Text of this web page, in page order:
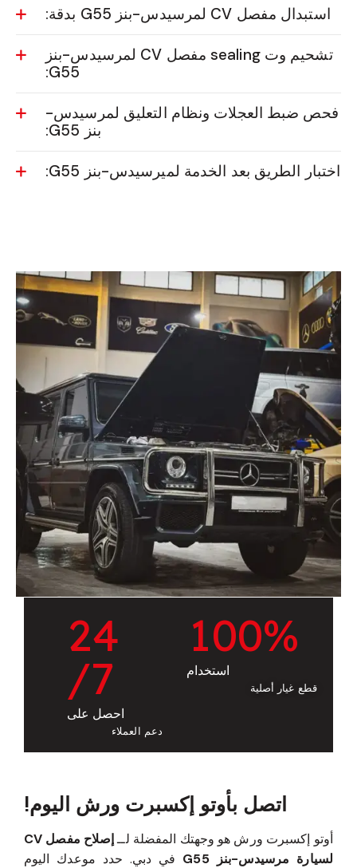
استبدال مفصل CV لمرسيدس-بنز G55 بدقة:
تشحيم وت sealing مفصل CV لمرسيدس-بنز
G55:
فحص ضبط العجلات ونظام التعليق لمرسيدس-
بنز G55:
اختبار الطريق بعد الخدمة لميرسيدس-بنز G55:
100%
استخدام
قطع غيار أصلية
24
/7
احصل على
دعم العملاء
اتصل بأوتو إكسبرت ورش اليوم!
أوتو إكسبرت ورش هو وجهتك المفضلة لــ
إصلاح مفصل CV
لسيارة مرسيدس-بنز G55
في دبي. حدد موعدك اليوم